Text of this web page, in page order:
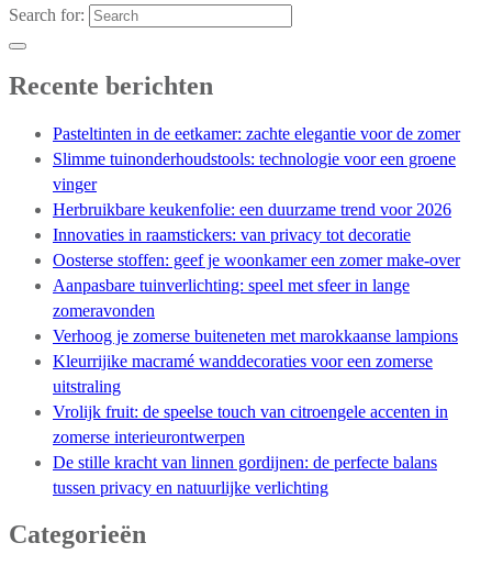
Search for:
Recente berichten
Pasteltinten in de eetkamer: zachte elegantie voor de zomer
Slimme tuinonderhoudstools: technologie voor een groene
vinger
Herbruikbare keukenfolie: een duurzame trend voor 2026
Innovaties in raamstickers: van privacy tot decoratie
Oosterse stoffen: geef je woonkamer een zomer make-over
Aanpasbare tuinverlichting: speel met sfeer in lange
zomeravonden
Verhoog je zomerse buiteneten met marokkaanse lampions
Kleurrijike macramé wanddecoraties voor een zomerse
uitstraling
Vrolijk fruit: de speelse touch van citroengele accenten in
zomerse interieurontwerpen
De stille kracht van linnen gordijnen: de perfecte balans
tussen privacy en natuurlijke verlichting
Categorieën